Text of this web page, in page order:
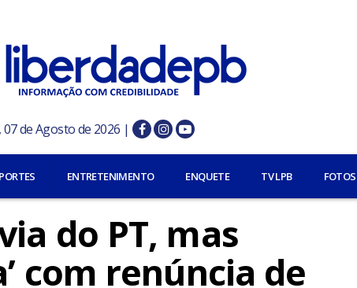
de Agosto de 2026 |
ENTRETENIMENTO ENQUETE TV LPB FOTOS
do PT, mas
com renúncia de